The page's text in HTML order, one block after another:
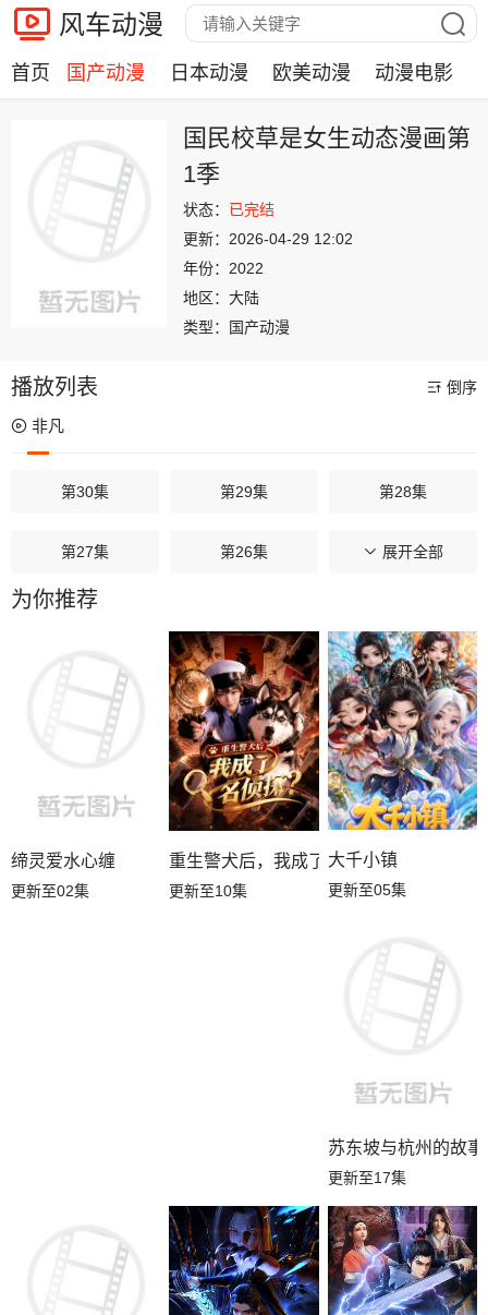
风车动漫
首页 国产动漫 日本动漫 欧美动漫 动漫电影
国民校草是女生动态漫画第
1季
状态： 已完结
更新： 2026-04-29 12:02
年份： 2022
地区： 大陆
类型：
国产动漫
播放列表 倒序
非凡
第30集 第29集 第28集
第27集 第26集 第25集
第24集
第20集 第19集
第18集 第17集 第16集
第15集 第14集 第13集
第12集 第11集 第10集
第01集
展开全部
为你推荐
缔灵爱水心缠
更新至02集
重生警犬后，我成了名侦探？
更新至10集
大千小镇
更新至05集
苏东坡与杭州的故事
更新至17集